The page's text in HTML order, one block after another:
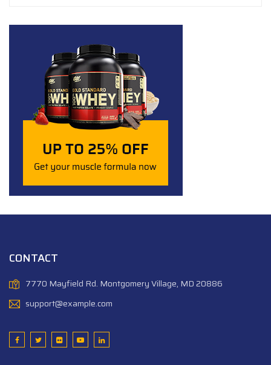
CONTACT
7770 Mayfield Rd. Montgomery Village, MD 20886
support@example.com